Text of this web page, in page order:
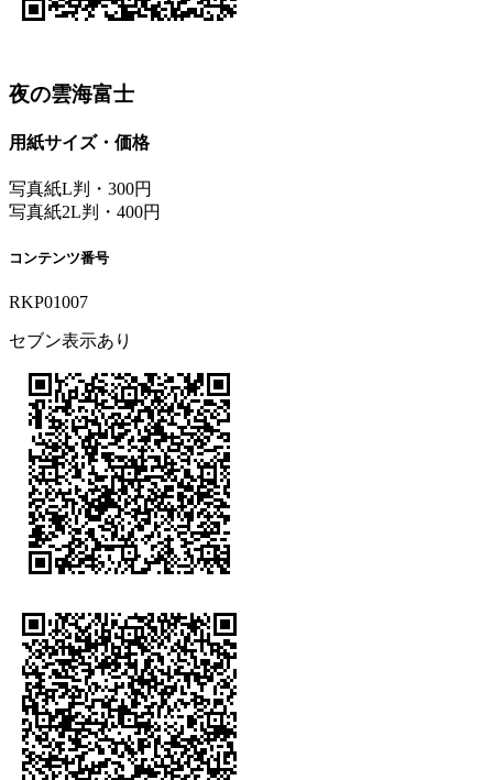
夜の雲海富士
用紙サイズ・価格
写真紙L判・300円
写真紙2L判・400円
コンテンツ番号
RKP01007
セブン表示あり